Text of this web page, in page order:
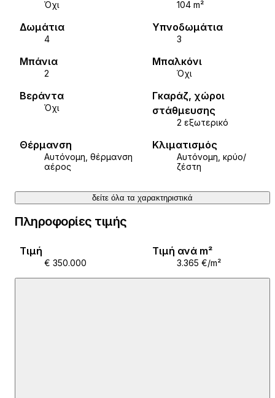
Όχι 104 m²
Δωμάτια
4
Υπνοδωμάτια
3
Μπάνια
2
Μπαλκόνι
Όχι
Βεράντα
Όχι
Γκαράζ, χώροι
στάθμευσης
2 εξωτερικό
Θέρμανση
Αυτόνομη, θέρμανση
αέρος
Κλιματισμός
Αυτόνομη, κρύο/
ζέστη
δείτε όλα τα χαρακτηριστικά
Πληροφορίες τιμής
Τιμή
€ 350.000
Τιμή ανά m²
3.365 €/m²